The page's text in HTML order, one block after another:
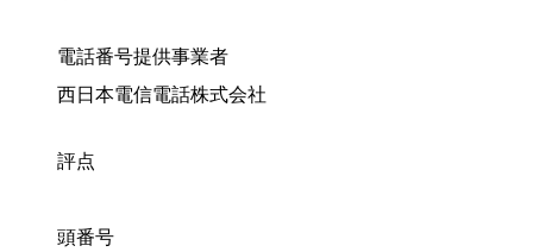
電話番号提供事業者
西日本電信電話株式会社
評点
頭番号